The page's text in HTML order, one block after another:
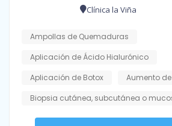
Clínica la Viña
Ampollas de Quemaduras
Aplicación de Ácido Hialurónico
Aplicación de Botox
Aumento
Biopsia cutánea, subcutánea o